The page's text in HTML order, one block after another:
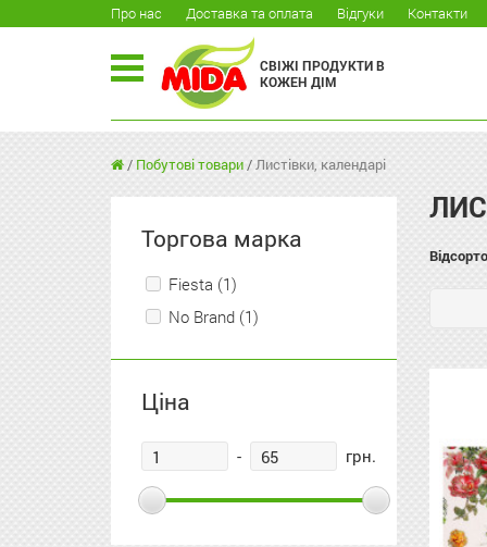
Про нас Доставка та оплата Відгуки Контакти
СВІЖІ ПРОДУКТИ В
КОЖЕН ДІМ
/ Побутові товари/Листівки, календарі
Торгова марка
Fiesta (1)
No Brand (1)
Ціна
- грн.